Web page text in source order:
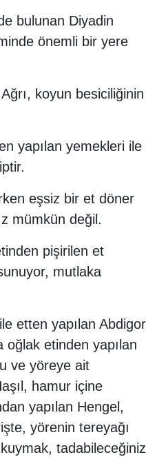
bulunan Diyadin
önemli bir yere
koyun besiciliğinin
yapılan yemekleri ile
eşsiz bir et döner
mümkün değil.
pişirilen et
mutlaka
etten yapılan Abdigor
etinden yapılan
ve yöreye ait
hamur içine
yapılan Hengel,
yörenin tereyağı
tadabileceğiniz